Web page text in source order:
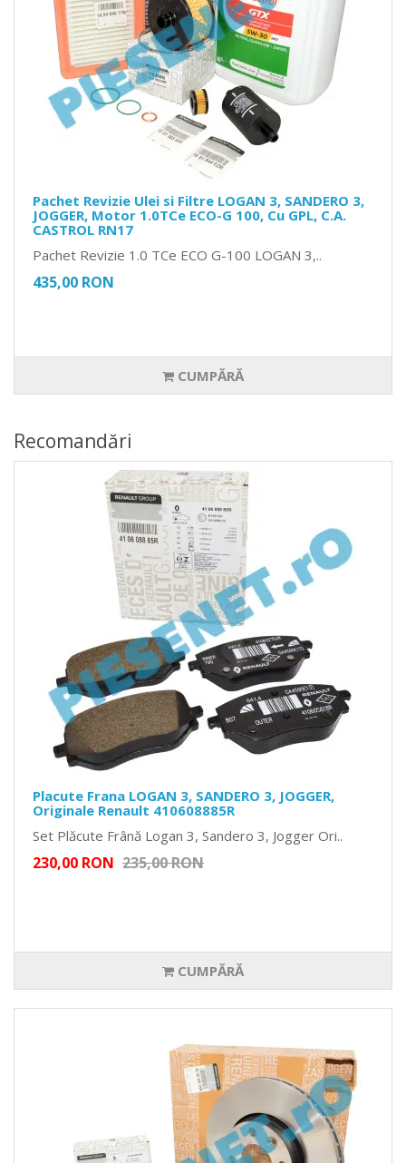
Pachet Revizie Ulei si Filtre LOGAN 3, SANDERO 3,
JOGGER, Motor 1.0TCe ECO-G 100, Cu GPL, C.A.
CASTROL RN17
Pachet Revizie 1.0 TCe ECO G-100 LOGAN 3,..
435,00 RON
CUMPĂRĂ
Recomandări
Placute Frana LOGAN 3, SANDERO 3, JOGGER,
Originale Renault 410608885R
Set Plăcute Frână Logan 3, Sandero 3, Jogger Ori..
230,00 RON 235,00 RON
CUMPĂRĂ